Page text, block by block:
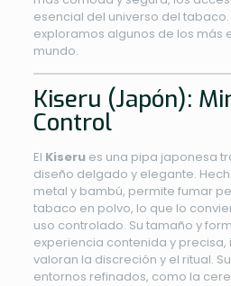
esencial del universo del
exploramos algunos de los más
mundo.
Kiseru (Japón):
Control
El Kiserues una pipa japonesa
diseño delgado y elegante.
metal y bambú, permite fumar
tabaco en polvo, lo que lo
uso controlado. Su tamaño y
experiencia contenida y
valoran la discreción y el ritual.
entornos refinados, como la